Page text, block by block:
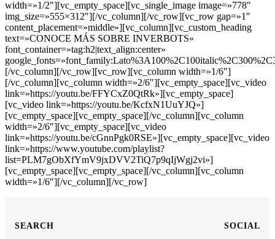
width=»1/2″][vc_empty_space][vc_single_image image=»778″
img_size=»555×312″][/vc_column][/vc_row][vc_row gap=»1″
content_placement=»middle»][vc_column][vc_custom_heading
text=»CONOCE MÁS SOBRE INVERBOTS»
font_container=»tag:h2|text_align:center»
[/vc_column][/vc_row][vc_row][vc_column width=»1/6″]
[/vc_column][vc_column width=»2/6″][vc_empty_space][vc_video
link=»https://youtu.be/FFYCxZ0QtRk»][vc_empty_space]
[vc_video link=»https://youtu.be/KcfxN1UuYJQ»]
[vc_empty_space][vc_empty_space][/vc_column][vc_column
width=»2/6″][vc_empty_space][vc_video
link=»https://youtu.be/cGnnPgk0RSE»][vc_empty_space][vc_video
link=»https://www.youtube.com/playlist?
list=PLM7gObXfYmV9jxDVV2TiQ7p9qIjWgj2vi»]
[vc_empty_space][vc_empty_space][/vc_column][vc_column
width=»1/6″][/vc_column][/vc_row]
SEARCH SOCIAL